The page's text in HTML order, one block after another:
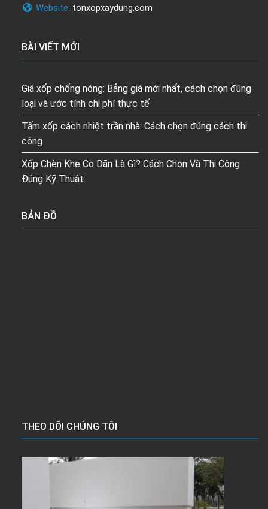
Website: tonxopxaydung.com
BÀI VIẾT MỚI
Giá xốp chống nóng: Bảng giá mới nhất, cách chọn đúng
loại và ước tính chi phí thực tế
Tấm xốp cách nhiệt trần nhà: Cách chọn đúng cách thi
công
Xốp Chèn Khe Co Dãn Là Gì? Cách Chọn Và Thi Công
Đúng Kỹ Thuật
BẢN ĐỒ
THEO DÕI CHÚNG TÔI